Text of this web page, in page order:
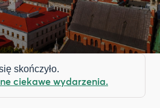
skończyło.
ciekawe wydarzenia.